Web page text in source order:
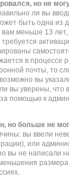
но не
ли вы
быть одна из
вам меньше 13
в процессе
почты, то
вы
вы уверены, что
помощью к
но больше не
вы ввели
или
вы не написали